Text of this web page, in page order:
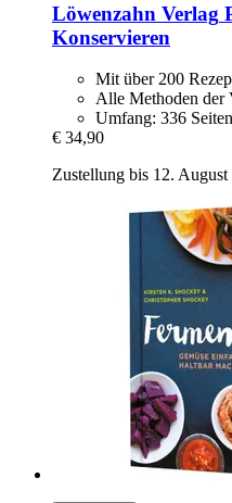
Löwenzahn Verlag
Konservieren
Mit über 200
Alle Methoden der
Umfang: 336 Seiten
€ 34,90
Zustellung bis 12. August